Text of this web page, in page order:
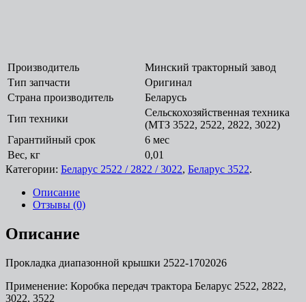
Производитель
Минский тракторный завод
Тип запчасти
Оригинал
Страна производитель
Беларусь
Тип техники
Сельскохозяйственная техника
(МТЗ 3522, 2522, 2822, 3022)
Гарантийный срок
6 мес
Вес, кг
0,01
Категории: Беларус 2522 / 2822 / 3022, Беларус 3522.
Описание
Отзывы (0)
Описание
Прокладка диапазонной крышки 2522-1702026
Применение: Коробка передач трактора Беларус 2522, 2822,
3022, 3522